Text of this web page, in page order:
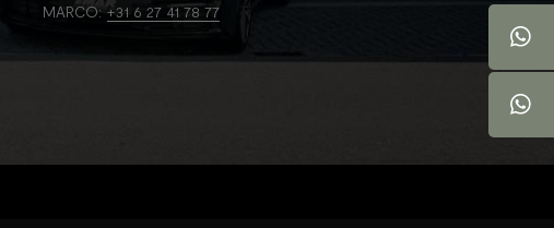
MARCO: +31 6 27 41 78 77